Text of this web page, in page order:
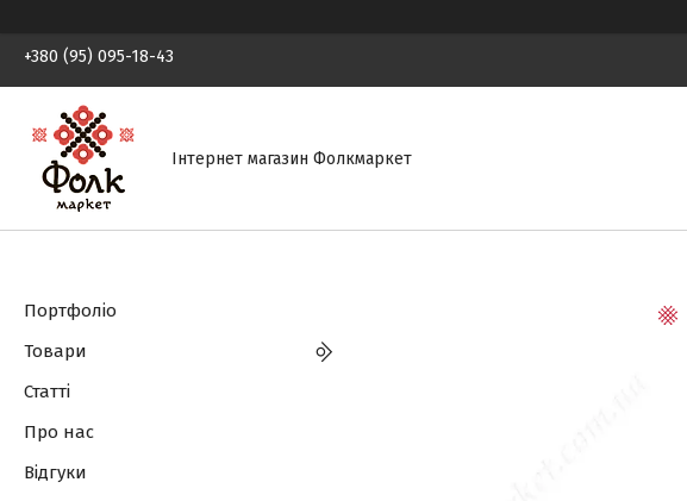
+380 (95) 095-18-43
Інтернет магазин Фолкмаркет
Портфоліо
Товари
Статті
Про нас
Відгуки